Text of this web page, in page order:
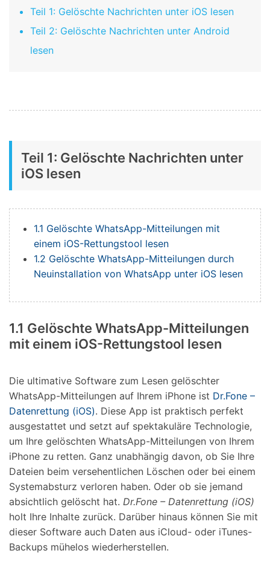
Teil 1: Gelöschte Nachrichten unter iOS lesen
Teil 2: Gelöschte Nachrichten unter Android
lesen
Teil 1: Gelöschte Nachrichten unter
iOS lesen
1.1 Gelöschte WhatsApp-Mitteilungen mit
einem iOS-Rettungstool lesen
1.2 Gelöschte WhatsApp-Mitteilungen durch
Neuinstallation von WhatsApp unter iOS lesen
1.1 Gelöschte WhatsApp-Mitteilungen
mit einem iOS-Rettungstool lesen
Die ultimative Software zum Lesen gelöschter
WhatsApp-Mitteilungen auf Ihrem iPhone ist Dr.Fone –
Datenrettung (iOS). Diese App ist praktisch perfekt
ausgestattet und setzt auf spektakuläre Technologie,
um Ihre gelöschten WhatsApp-Mitteilungen von Ihrem
iPhone zu retten. Ganz unabhängig davon, ob Sie Ihre
Dateien beim versehentlichen Löschen oder bei einem
Systemabsturz verloren haben. Oder ob sie jemand
absichtlich gelöscht hat. Dr.Fone – Datenrettung (iOS)
holt Ihre Inhalte zurück. Darüber hinaus können Sie mit
dieser Software auch Daten aus iCloud- oder iTunes-
Backups mühelos wiederherstellen.